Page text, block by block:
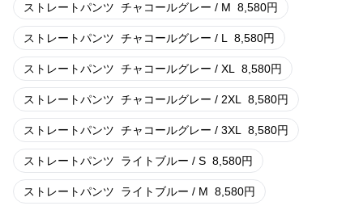
ストレートパンツ チャコールグレー / M 8,580円
ストレートパンツ チャコールグレー / L 8,580円
ストレートパンツ チャコールグレー / XL 8,580円
ストレートパンツ チャコールグレー / 2XL 8,580円
ストレートパンツ チャコールグレー / 3XL 8,580円
ストレートパンツ ライトブルー / S 8,580円
ストレートパンツ ライトブルー / M 8,580円